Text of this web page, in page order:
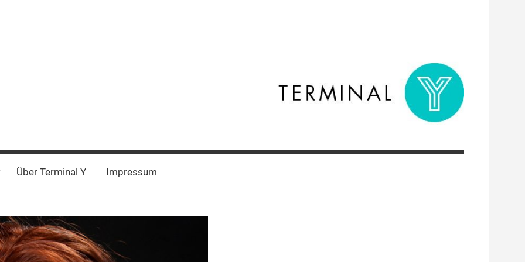
Über Terminal Y Impressum